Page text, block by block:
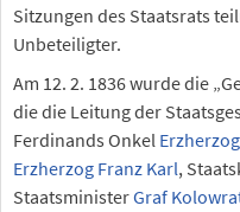
Sitzungen des Staatsrats
Unbeteiligter.
Am 12. 2. 1836 wurde die
die die Leitung der
Ferdinands Onkel
Erzherzog Franz Karl,
StaatsministerGraf